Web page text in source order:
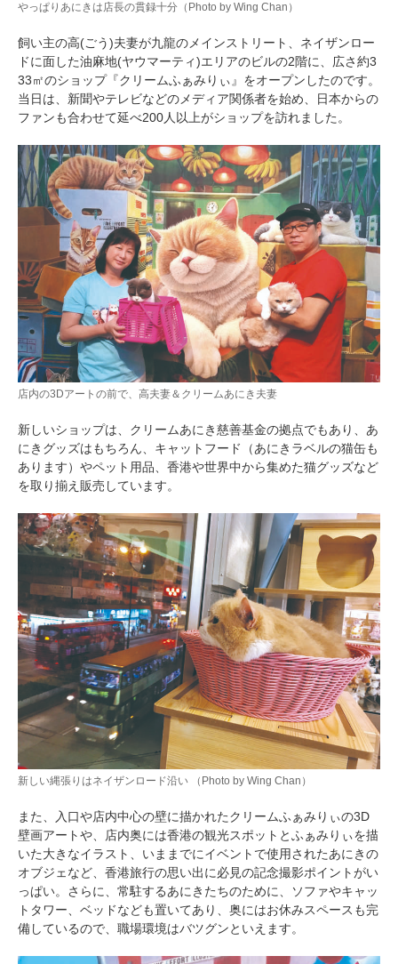
やっぱりあにきは店長の貫録十分（Photo by Wing Chan）
飼い主の高(ごう)夫妻が九龍のメインストリート、ネイザンロー
ドに面した油麻地(ヤウマーティ)エリアのビルの2階に、広さ約3
33㎡のショップ『クリームふぁみりぃ』をオープンしたのです。
当日は、新聞やテレビなどのメディア関係者を始め、日本からの
ファンも合わせて延べ200人以上がショップを訪れました。
店内の3Dアートの前で、高夫妻＆クリームあにき夫妻
新しいショップは、クリームあにき慈善基金の拠点でもあり、あ
にきグッズはもちろん、キャットフード（あにきラベルの猫缶も
あります）やペット用品、香港や世界中から集めた猫グッズなど
を取り揃え販売しています。
新しい縄張りはネイザンロード沿い （Photo by Wing Chan）
また、入口や店内中心の壁に描かれたクリームふぁみりぃの3D
壁画アートや、店内奥には香港の観光スポットとふぁみりぃを描
いた大きなイラスト、いままでにイベントで使用されたあにきの
オブジェなど、香港旅行の思い出に必見の記念撮影ポイントがい
っぱい。さらに、常駐するあにきたちのために、ソファやキャッ
トタワー、ベッドなども置いてあり、奥にはお休みスペースも完
備しているので、職場環境はバツグンといえます。